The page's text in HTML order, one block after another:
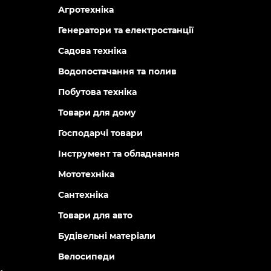
Агротехніка
Генератори та електростанції
Садова техніка
Водопостачання та полив
Побутова техніка
Товари для дому
Господарчі товари
Інструмент та обладнання
Мототехніка
Сантехніка
Товари для авто
Будівельні матеріали
Велосипеди